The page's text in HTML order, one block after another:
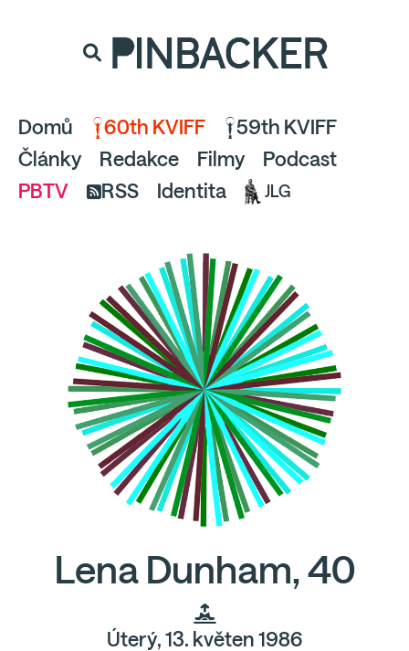
a pusťte se do čtení.
PINBACKER
Domů 60th KVIFF
59th KVIFF
Články
Redakce Filmy
Podcast
PBTV
RSS Identita JLG
Lena Dunham, 40
Úterý, 13. květen 1986